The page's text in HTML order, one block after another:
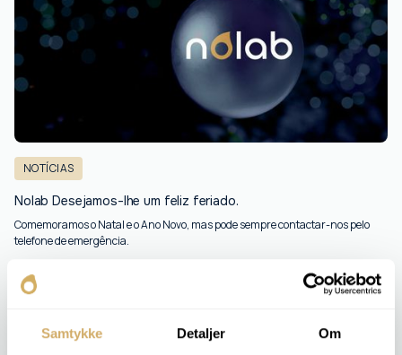
Samtykke Detaljer Om
NOTÍCIAS
Nolab Desejamos-lhe um feliz feriado.
Comemoramos o Natal e o Ano Novo, mas pode sempre contactar-nos pelo
telefone de emergência.